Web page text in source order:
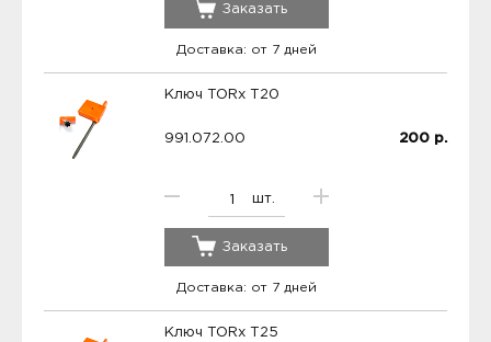
Заказать
Доставка: от 7 дней
Ключ TORx T20
991.072.00
шт.
200 р.
Заказать
Доставка: от 7 дней
Ключ TORx T25